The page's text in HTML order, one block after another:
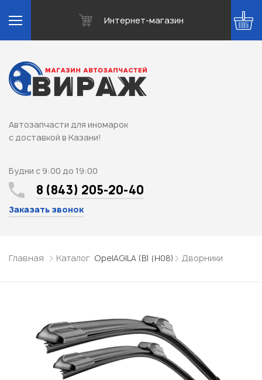
Интернет-магазин
Автозапчасти для иномарок
с доставкой в Казани!
Будни с 9:00 до 19:00
8 (843) 205-20-40
Заказать звонок
Главная Каталог OpelAGILA (B) (H08) Дворники